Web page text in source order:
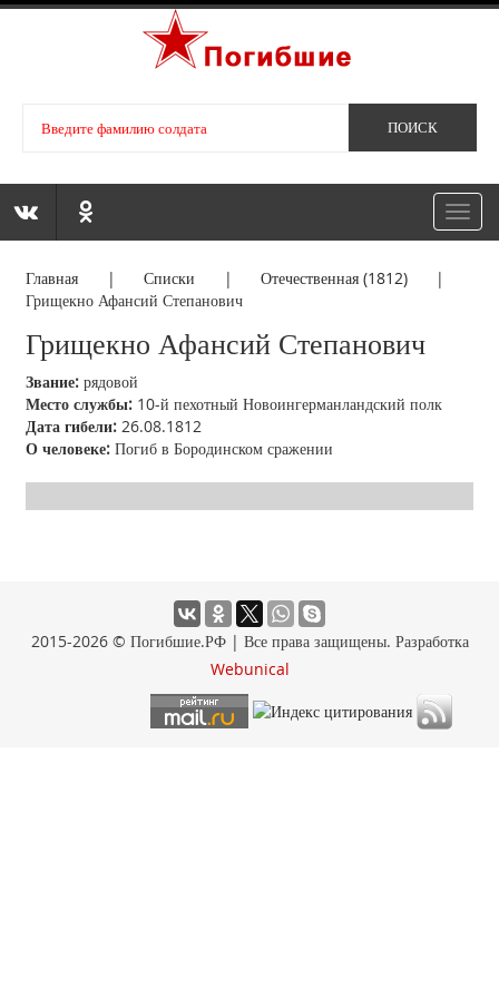
Главная |Списки | Отечественная (1812)|
Грищекно Афансий Степанович
Грищекно Афансий Степанович
Звание: рядовой
Место службы: 10-й пехотный Новоингерманландский полк
Дата гибели: 26.08.1812
О человеке: Погиб в Бородинском сражении
2015-2026 © Погибшие.РФ | Все права защищены. Разработка
Webunical